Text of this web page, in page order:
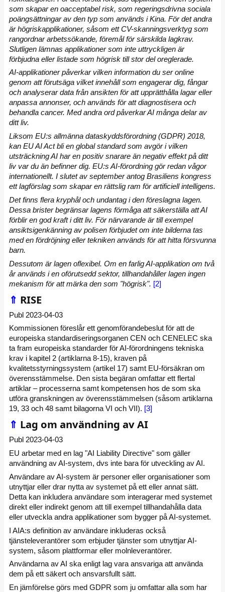
som skapar en oacceptabel risk, som regeringsdrivna sociala
poängsättningar av den typ som används i Kina. För det andra
är högriskapplikationer, såsom ett CV-skanningsverktyg som
rangordnar arbetssökande, föremål för särskilda lagkrav.
Slutligen lämnas applikationer som inte uttryckligen är
förbjudna eller listade som högrisk till stor del oreglerade.
AI-applikationer påverkar vilken information du ser online
genom att förutsäga vilket innehåll som engagerar dig, fångar
och analyserar data från ansikten för att upprätthålla lagar eller
anpassa annonser, och används för att diagnostisera och
behandla cancer. Med andra ord påverkar AI många delar av
ditt liv.
Liksom EU:s allmänna dataskyddsförordning (GDPR) 2018,
kan EU AI Act bli en global standard som avgör i vilken
utsträckning AI har en positiv snarare än negativ effekt på ditt
liv var du än befinner dig. EU:s AI-förordning gör redan vågor
internationellt. I slutet av september antog Brasiliens kongress
ett lagförslag som skapar en rättslig ram för artificiell intelligens.
Det finns flera kryphål och undantag i den föreslagna lagen.
Dessa brister begränsar lagens förmåga att säkerställa att AI
förblir en god kraft i ditt liv. För närvarande är till exempel
ansiktsigenkänning av polisen förbjudet om inte bilderna tas
med en fördröjning eller tekniken används för att hitta försvunna
barn.
Dessutom är lagen oflexibel. Om en farlig AI-applikation om två
år används i en oförutsedd sektor, tillhandahåller lagen ingen
mekanism för att märka den som "högrisk". [2]
⇑ RISE
Publ 2023-04-03
Kommissionen föreslår ett genomförandebeslut för att de
europeiska standardiseringsorganen CEN och CENELEC ska
ta fram europeiska standarder för AI-förordningens tekniska
krav i kapitel 2 (artiklarna 8-15), kraven på
kvalitetsstyrningssystem (artikel 17) samt EU-försäkran om
överensstämmelse. Den sista begäran omfattar ett flertal
artiklar – processerna samt kompetensen hos de som ska
utföra granskningen av överensstämmelsen (såsom artiklarna
19, 33 och 48 samt bilagorna VI och VII). [3]
⇑ Lag om användning av AI
Publ 2023-04-03
EU arbetar med en lag "AI Liability Directive" som gäller
användning av AI-system, dvs inte bara för utveckling av AI.
Användare av AI-system är personer eller organisationer som
utnyttjar eller drar nytta av systemet på ett eller annat sätt.
Detta kan inkludera användare som interagerar med systemet
direkt eller indirekt genom att till exempel tillhandahålla data
eller utveckla andra applikationer som bygger på AI-systemet.
I AIA:s definition av användare inkluderas också
tjänsteleverantörer som erbjuder tjänster som utnyttjar AI-
system, såsom plattformar eller molnleverantörer.
Användarna av AI ska enligt lag vara ansvariga att använda
dem på ett säkert och ansvarsfullt sätt.
En jämförelse görs med GDPR som ju omfattar alla som har